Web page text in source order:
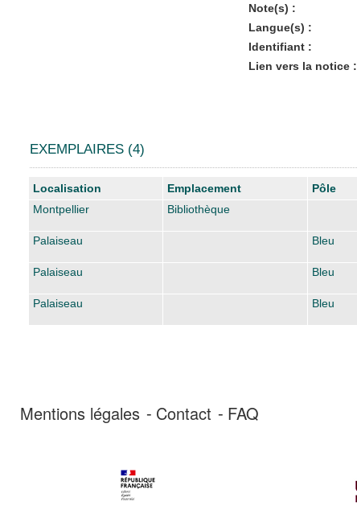
Note(s) :
Langue(s) :
Identifiant :
Lien vers la notice :
EXEMPLAIRES (4)
Liste des exemplaires
Localisation Emplacement Pôle
Montpellier
Bibliothèque
Palaiseau
Bleu
Palaiseau
Bleu
Palaiseau
Bleu
Mentions légales Contact FAQ